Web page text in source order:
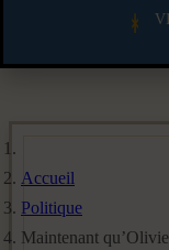
Accueil
Politique
Maintenant